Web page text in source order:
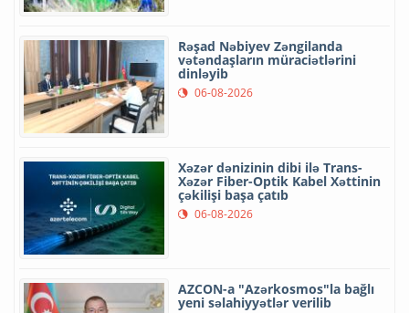
Rəşad Nəbiyev Zəngilanda
vətəndaşların müraciətlərini
dinləyib
06-08-2026
Xəzər dənizinin dibi ilə Trans-
Xəzər Fiber-Optik Kabel Xəttinin
çəkilişi başa çatıb
06-08-2026
AZCON-a "Azərkosmos"la bağlı
yeni səlahiyyətlər verilib